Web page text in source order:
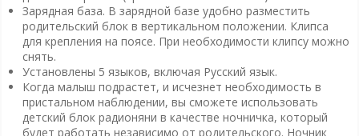
Зарядная база. В зарядной базе удобно разместить
родительский блок в вертикальном положении. Клипса
для крепления на поясе. При необходимости клипсу можно
снять.
Установлены 5 языков, включая Русский язык.
Когда малыш подрастет, и исчезнет необходимость в
пристальном наблюдении, вы сможете использовать
детский блок радионяни в качестве ночничка, который
будет работать независимо от родительского. Ночник